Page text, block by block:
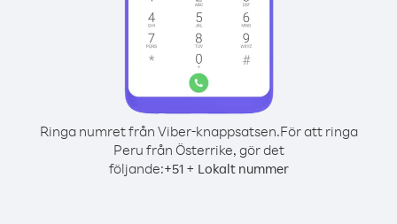
Ringa numret från Viber-knappsatsen.För att ringa
Peru från Österrike, gör det
följande:+51+ Lokalt nummer